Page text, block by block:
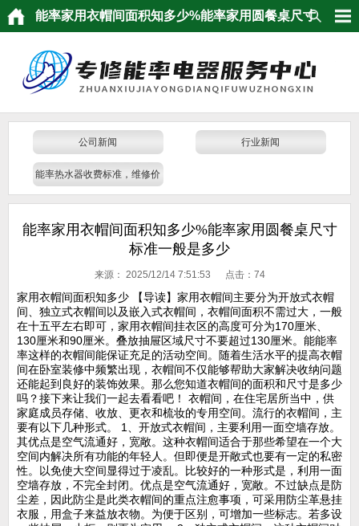
能率家用衣帽间面积知多少%能率家用圆餐桌尺寸
公司新闻 行业新闻
能率热水器收费标准，维修价
能率家用衣帽间面积知多少%能率家用圆餐桌尺寸
标准一般是多少
来源： 2025/12/14 7:51:53 点击： 74
家用衣帽间面积知多少 【导读】家用衣帽间主要分为开放式衣帽
间、独立式衣帽间以及嵌入式衣帽间，衣帽间面积不需过大，一般
在十五平左右即可，家用衣帽间挂衣区的高度可分为170厘米、
130厘米和90厘米。叠放抽屉区域尺寸不要超过130厘米。能能率
率这样的衣帽间能保证充足的活动空间。随着生活水平的提高衣帽
间在卧室装修中频繁出现，衣帽间不仅能够帮助大家解决收纳问题
还能起到良好的装饰效果。那么您知道衣帽间的面积和尺寸是多少
吗？接下来让我们一起去看看吧！ 衣帽间，在住宅居所当中，供
家庭成员存储、收放、更衣和梳妆的专用空间。流行的衣帽间，主
要有以下几种形式。 1、开放式衣帽间，主要利用一面空墙存放。
其优点是空气流通好，宽敞。这种衣帽间适合于那些希望在一个大
空间内解决所有功能的年轻人。但即便是开敞式也要有一定的私密
性。以免使大空间显得过于凌乱。比较好的一种形式是，利用一面
空墙存放，不完全封闭。优点是空气流通好，宽敞。不过缺点是防
尘差，因此防尘是此类衣帽间的重点注愈事项，可采用防尘革悬挂
衣服，用盒子来益放衣物。为便于区别，可增加一些标志。若多设